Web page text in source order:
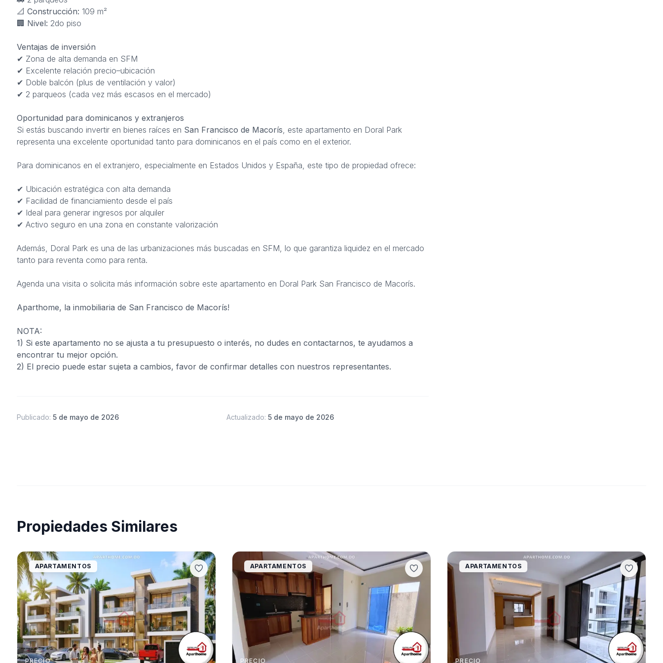
📐 Construcción: 109 m²
🏢 Nivel: 2do piso
Ventajas de inversión
✔ Zona de alta demanda en SFM
✔ Excelente relación precio–ubicación
✔ Doble balcón (plus de ventilación y valor)
✔ 2 parqueos (cada vez más escasos en el mercado)
Oportunidad para dominicanos y extranjeros
Si estás buscando invertir en bienes raíces en San Francisco de Macorís, este apartamento en Doral Park
representa una excelente oportunidad tanto para dominicanos en el país como en el exterior.
Para dominicanos en el extranjero, especialmente en Estados Unidos y España, este tipo de propiedad ofrece:
✔ Ubicación estratégica con alta demanda
✔ Facilidad de financiamiento desde el país
✔ Ideal para generar ingresos por alquiler
✔ Activo seguro en una zona en constante valorización
Además, Doral Park es una de las urbanizaciones más buscadas en SFM, lo que garantiza liquidez en el mercado
tanto para reventa como para renta.
Agenda una visita o solicita más información sobre este apartamento en Doral Park San Francisco de Macorís.
Aparthome, la inmobiliaria de San Francisco de Macorís!
NOTA:
1) Si este apartamento no se ajusta a tu presupuesto o interés, no dudes en contactarnos, te ayudamos a
encontrar tu mejor opción.
2) El precio puede estar sujeta a cambios, favor de confirmar detalles con nuestros representantes.
Publicado: 5 de mayo de 2026 Actualizado:5 de mayo de 2026
Propiedades Similares
APARTAMENTOS
PRECIO
APARTAMENTOS
PRECIO
APARTAMENTOS
PRECIO